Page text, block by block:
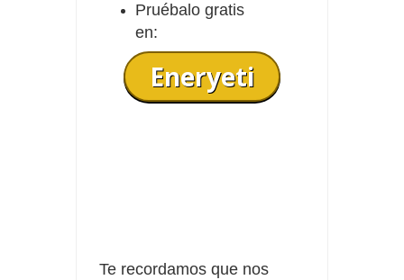
Pruébalo gratis
en:
Eneryeti
Te recordamos que nos